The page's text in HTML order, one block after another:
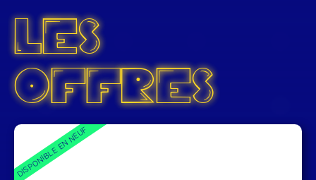
LES
OFFRES
DISPONIBLE EN NEUF